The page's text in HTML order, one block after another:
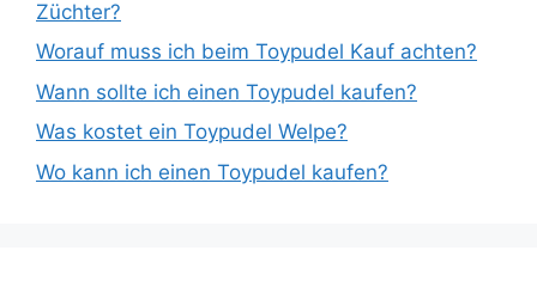
Züchter?
Worauf muss ich beim Toypudel Kauf achten?
Wann sollte ich einen Toypudel kaufen?
Was kostet ein Toypudel Welpe?
Wo kann ich einen Toypudel kaufen?